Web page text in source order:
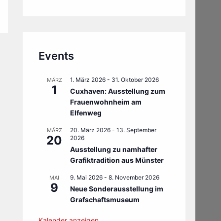
Events
MÄRZ
1
1. März 2026 - 31. Oktober 2026
Cuxhaven: Ausstellung zum
Frauenwohnheim am
Elfenweg
MÄRZ
20
20. März 2026 - 13. September
2026
Ausstellung zu namhafter
Grafiktradition aus Münster
MAI
9
9. Mai 2026 - 8. November 2026
Neue Sonderausstellung im
Grafschaftsmuseum